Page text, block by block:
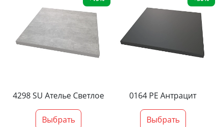
4298 SU Ателье Светлое
Выбрать
0164 PE Антрацит
Выбрать